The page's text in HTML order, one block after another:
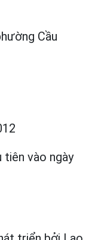
Cầu
vào ngày